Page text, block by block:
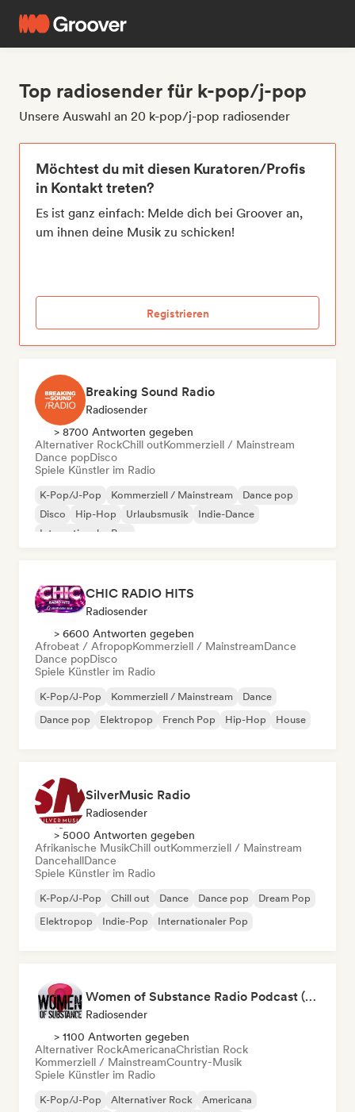
Top radiosender für k-pop/j-pop
Unsere Auswahl an 20 k-pop/j-pop radiosender
Möchtest du mit diesen Kuratoren/Profis
in Kontakt treten?
Es ist ganz einfach: Melde dich bei Groover an,
um ihnen deine Musik zu schicken!
Registrieren
Breaking Sound Radio
Radiosender
> 8700 Antworten gegeben
Alternativer RockChill outKommerziell / Mainstream
Dance popDisco
Spiele Künstler im Radio
K-Pop/J-Pop Kommerziell / Mainstream
Dance pop
Disco
Hip-Hop Urlaubsmusik
Indie-Dance
Internationaler Pop
CHIC RADIO HITS
Radiosender
> 6600 Antworten gegeben
Afrobeat / AfropopKommerziell / MainstreamDance
Dance popDisco
Spiele Künstler im Radio
K-Pop/J-Pop Kommerziell / Mainstream
Dance
Dance pop
Elektropop French Pop Hip-Hop House
SilverMusic Radio
Radiosender
> 5000 Antworten gegeben
Afrikanische MusikChill outKommerziell / Mainstream
DancehallDance
Spiele Künstler im Radio
K-Pop/J-Pop Chill out Dance Dance pop
Dream Pop
Elektropop
Indie-Pop Internationaler Pop
Women of Substance Radio Podcast (human Female recording or performing artists or female-fronted bands)
Radiosender
> 1100 Antworten gegeben
Alternativer RockAmericanaChristian Rock
Kommerziell / MainstreamCountry-Musik
Spiele Künstler im Radio
K-Pop/J-Pop Alternativer Rock
Americana